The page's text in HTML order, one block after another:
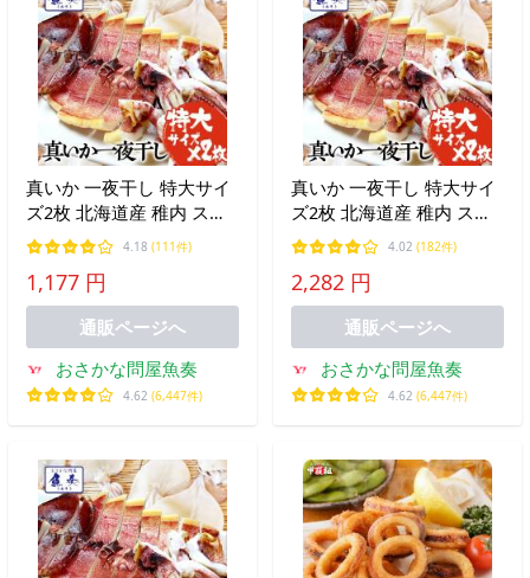
真いか 一夜干し 特大サイ
ズ2枚 北海道産 稚内 スル
メイカ 烏賊 やわらか 在宅
母の日 父の日 敬老 母の日
父の日 敬老 中元 ギフト
4.18 (111件)
1,177 円
通販ページへ
おさかな問屋魚奏
4.62 (6,447件)
真いか 一夜干し 特大サイ
ズ2枚 北海道産 稚内 スル
メイカ 烏賊 やわらか 在宅
母の日 父の日 敬老 母の日
父の日 敬老 中元 ギフト
4.02 (182件)
2,282 円
通販ページへ
おさかな問屋魚奏
4.62 (6,447件)